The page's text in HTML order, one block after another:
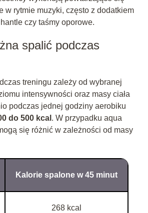
w rytmie muzyki, często z dodatkiem
czy taśmy oporowe.
spalić podczas
treningu zależy od wybranej
intensywności oraz masy ciała
podczas jednej godziny aerobiku
do 500 kcal . W przypadku aqua
się różnić w zależności od masy
Kalorie spalone w 45 minut
268 kcal